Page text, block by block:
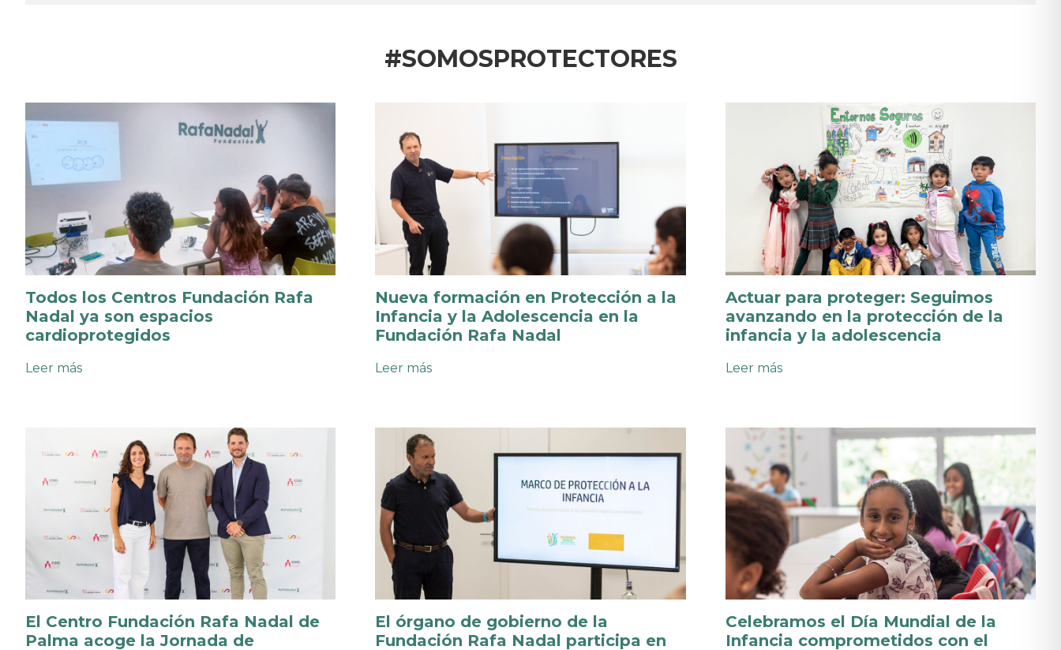
#SOMOSPROTECTORES
Todos los Centros Fundación Rafa
Nadal ya son espacios
cardioprotegidos
Leer más:
Nadal
son
espacios
cardioprotegidos
Nueva formación en Protección a la
Infancia y la Adolescencia en la
Fundación Rafa Nadal
Leer más:
Protección
a
la
Infancia
y
la
Adolescencia
en
la
Fundación
Rafa
Nadal
Actuar para proteger: Seguimos
avanzando en la protección de la
infancia y la adolescencia
Leer más:
Seguimos
avanzando
en
la
protección
de
la
infancia
y
la
adolescencia
El Centro Fundación Rafa Nadal de
Palma acoge la Jornada de
El órgano de gobierno de la
Fundación Rafa Nadal participa en
Celebramos el Día Mundial de la
Infancia comprometidos con el